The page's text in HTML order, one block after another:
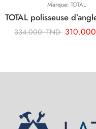
Marque: TOTAL
334.000TND 310.000